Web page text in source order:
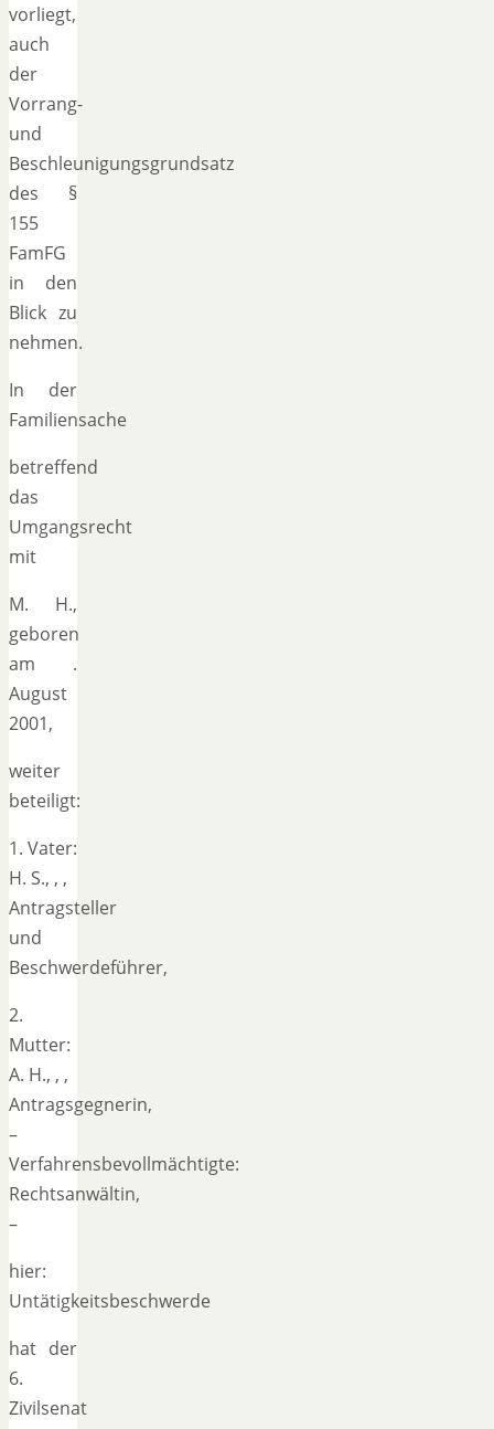
vorliegt,
auch
der
Vorrang-
und
Beschleunigungsgrundsatz
des §
155
FamFG
in den
Blick zu
nehmen.
In der
Familiensache
betreffend
das
Umgangsrecht
mit
M. H.,
geboren
am .
August
2001,
weiter
beteiligt:
1. Vater:
H. S., , ,
Antragsteller
und
Beschwerdeführer,
2.
Mutter:
A. H., , ,
Antragsgegnerin,
–
Verfahrensbevollmächtigte:
Rechtsanwältin,
–
hier:
Untätigkeitsbeschwerde
hat der
6.
Zivilsenat